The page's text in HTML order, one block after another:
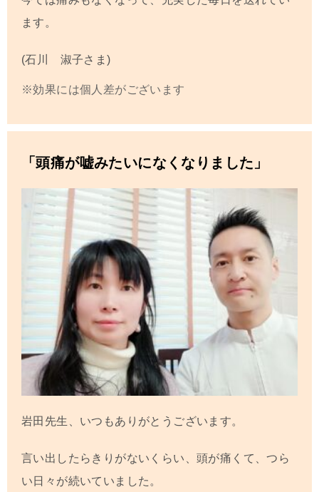
ます。
(石川 淑子さま)
※効果には個人差がございます
「頭痛が嘘みたいになくなりました」
岩田先生、いつもありがとうございます。
言い出したらきりがないくらい、頭が痛くて、つら
い日々が続いていました。